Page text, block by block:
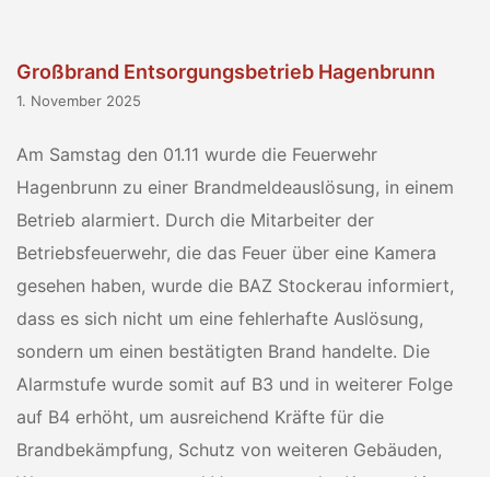
Großbrand Entsorgungsbetrieb Hagenbrunn
1. November 2025
Am Samstag den 01.11 wurde die Feuerwehr
Hagenbrunn zu einer Brandmeldeauslösung, in einem
Betrieb alarmiert. Durch die Mitarbeiter der
Betriebsfeuerwehr, die das Feuer über eine Kamera
gesehen haben, wurde die BAZ Stockerau informiert,
dass es sich nicht um eine fehlerhafte Auslösung,
sondern um einen bestätigten Brand handelte. Die
Alarmstufe wurde somit auf B3 und in weiterer Folge
auf B4 erhöht, um ausreichend Kräfte für die
Brandbekämpfung, Schutz von weiteren Gebäuden,